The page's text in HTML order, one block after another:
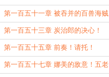
第一百五十一章 被吞并的百兽海贼
团
第一百五十三章 炭治郎的决心！
第一百五十五章 前奏！请托！
第一百五十七章 娜美的敌意！五老